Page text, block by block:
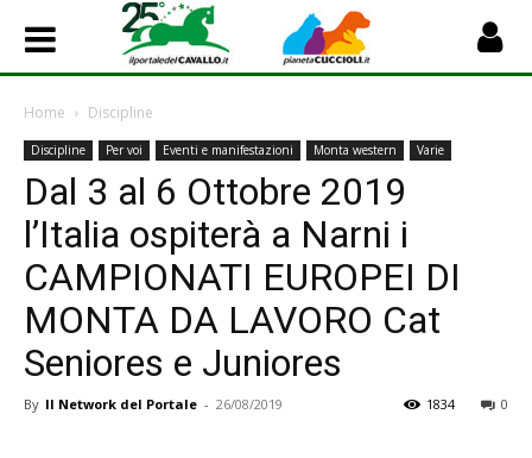
Home Discipline
Discipline Per voi Eventi e manifestazioni Monta western Varie
Dal 3 al 6 Ottobre 2019
l’Italia ospiterà a Narni i
CAMPIONATI EUROPEI DI
MONTA DA LAVORO Cat
Seniores e Juniores
By Il Network del Portale - 26/08/2019 0
1834